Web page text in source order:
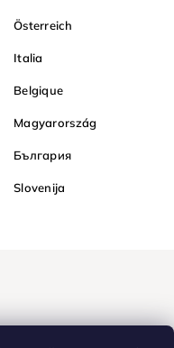
Österreich
Italia
Belgique
Magyarország
България
Slovenija